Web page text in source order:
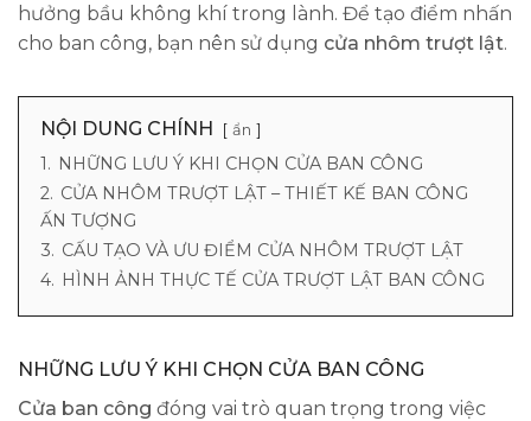
hưởng bầu không khí trong lành. Để tạo điểm nhấn
cho ban công, bạn nên sử dụng cửa nhôm trượt lật.
NỘI DUNG CHÍNH ẩn
1. NHỮNG LƯU Ý KHI CHỌN CỬA BAN CÔNG
2. CỬA NHÔM TRƯỢT LẬT – THIẾT KẾ BAN CÔNG
ẤN TƯỢNG
3. CẤU TẠO VÀ ƯU ĐIỂM CỬA NHÔM TRƯỢT LẬT
4. HÌNH ẢNH THỰC TẾ CỬA TRƯỢT LẬT BAN CÔNG
NHỮNG LƯU Ý KHI CHỌN CỬA BAN CÔNG
Cửa ban công đóng vai trò quan trọng trong việc